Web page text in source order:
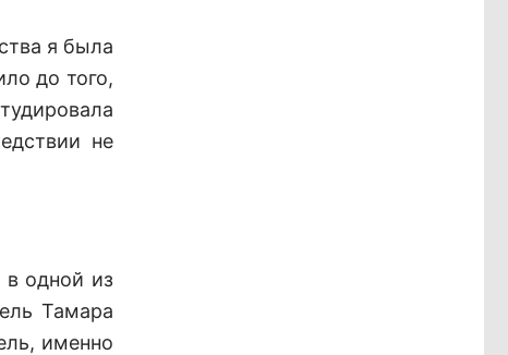
я была
до того,
не
в одной из
Тамара
именно